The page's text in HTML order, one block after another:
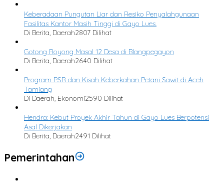
Keberadaan Pungutan Liar dan Resiko Penyalahgunaan
Fasilitas Kantor Masih Tinggi di Gayo Lues.
Di Berita, Daerah2807 Dilihat
Gotong Royong Masal 12 Desa di Blangpegayon
Di Berita, Daerah2640 Dilihat
Program PSR dan Kisah Keberkahan Petani Sawit di Aceh
Tamiang
Di Daerah, Ekonomi2590 Dilihat
Hendra: Kebut Proyek Akhir Tahun di Gayo Lues Berpotensi
Asal Dikerjakan
Di Berita, Daerah2491 Dilihat
Pemerintahan